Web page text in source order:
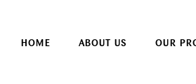
HOME ABOUT US OUR